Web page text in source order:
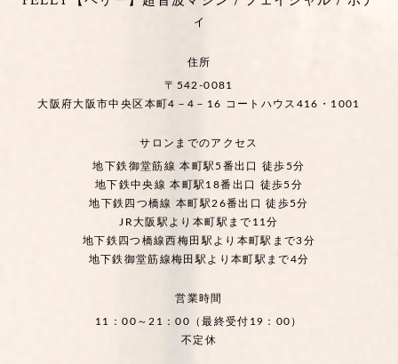
ィ
住所
〒542-0081
大阪府大阪市中央区本町4－4－16 コートハウス416・1001
サロンまでのアクセス
地下鉄御堂筋線 本町駅5番出口 徒歩5分
地下鉄中央線 本町駅18番出口 徒歩5分
地下鉄四つ橋線 本町駅26番出口 徒歩5分
JR大阪駅より本町駅まで11分
地下鉄四つ橋線西梅田駅より本町駅まで3分
地下鉄御堂筋線梅田駅より本町駅まで4分
営業時間
11：00～21：00（最終受付19：00）
不定休